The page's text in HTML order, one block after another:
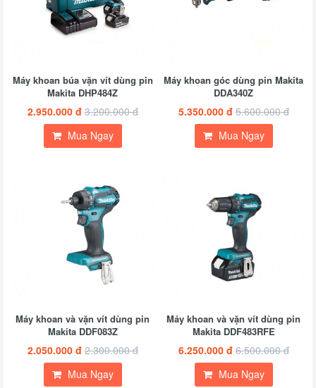
Máy khoan búa vặn vít dùng pin
Makita DHP484Z
2.950.000 đ 3.200.000 đ
Mua Ngay
Máy khoan góc dùng pin Makita
DDA340Z
5.350.000 đ 5.600.000 đ
Mua Ngay
Máy khoan và vặn vít dùng pin
Makita DDF083Z
2.050.000 đ 2.300.000 đ
Mua Ngay
Máy khoan và vặn vít dùng pin
Makita DDF483RFE
6.250.000 đ 6.500.000 đ
Mua Ngay